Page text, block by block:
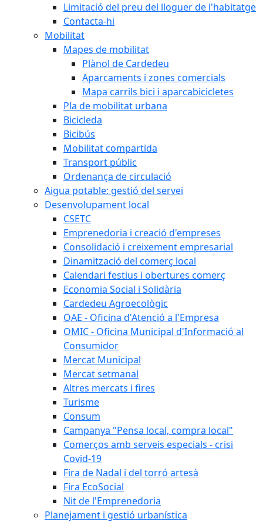
Limitació del preu del lloguer de l'habitatge
Contacta-hi
Mobilitat
Mapes de mobilitat
Plànol de Cardedeu
Aparcaments i zones comercials
Mapa carrils bici i aparcabicicletes
Pla de mobilitat urbana
Bicicleda
Bicibús
Mobilitat compartida
Transport públic
Ordenança de circulació
Aigua potable: gestió del servei
Desenvolupament local
CSETC
Emprenedoria i creació d'empreses
Consolidació i creixement empresarial
Dinamització del comerç local
Calendari festius i obertures comerç
Economia Social i Solidària
Cardedeu Agroecològic
OAE - Oficina d'Atenció a l'Empresa
OMIC - Oficina Municipal d'Informació al
Consumidor
Mercat Municipal
Mercat setmanal
Altres mercats i fires
Turisme
Consum
Campanya "Pensa local, compra local"
Comerços amb serveis especials - crisi
Covid-19
Fira de Nadal i del torró artesà
Fira EcoSocial
Nit de l'Emprenedoria
Planejament i gestió urbanística